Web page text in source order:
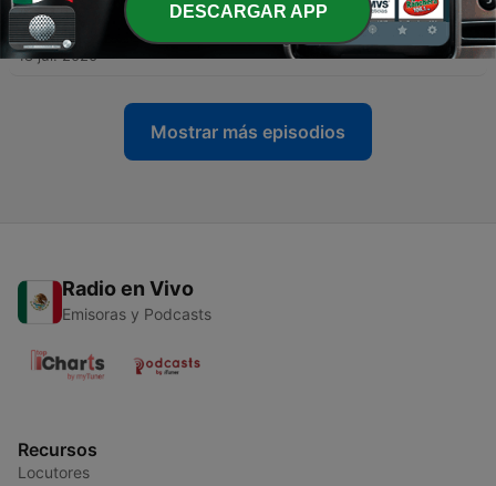
25 - Libro Lamentaciones
18 jul. 2020
Mostrar más episodios
Radio en Vivo
Emisoras y Podcasts
Recursos
Locutores
DESCARGAR APP